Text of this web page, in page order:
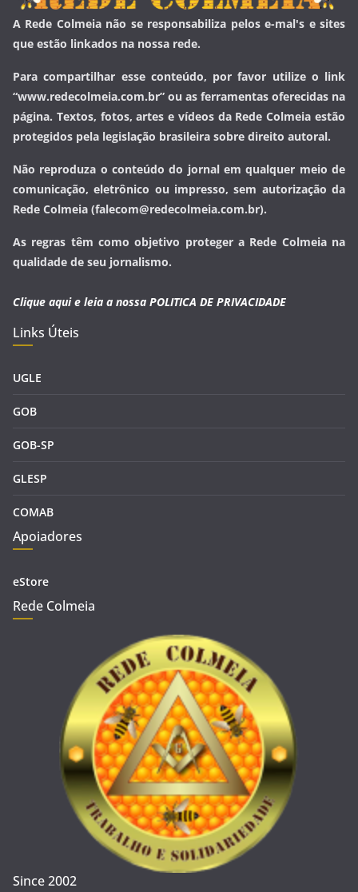
A Rede Colmeia não se responsabiliza pelos e-mal's e sites
que estão linkados na nossa rede.
Para compartilhar esse conteúdo, por favor utilize o link
“www.redecolmeia.com.br” ou as ferramentas oferecidas na
página. Textos, fotos, artes e vídeos da Rede Colmeia estão
protegidos pela legislação brasileira sobre direito autoral.
Não reproduza o conteúdo do jornal em qualquer meio de
comunicação, eletrônico ou impresso, sem autorização da
Rede Colmeia (falecom@redecolmeia.com.br).
As regras têm como objetivo proteger a Rede Colmeia na
qualidade de seu jornalismo.
Clique aqui e leia a nossa POLITICA DE PRIVACIDADE
Links Úteis
UGLE
GOB
GOB-SP
GLESP
COMAB
Apoiadores
eStore
Rede Colmeia
Since 2002